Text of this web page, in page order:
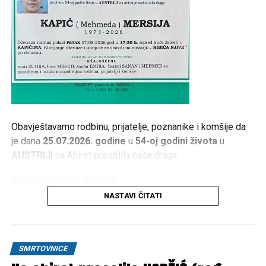
Obavještavamo rodbinu, prijatelje, poznanike i komšije da
je dana 25.07.2026. godine u 54-oj godini života u
AUSTRIJI na Ahiret preselila naša draga
Dženaza namaz polaziPETAK 07.08.2026. god. u 17:30
h, ispred kuće žalosti u
ukop će se obaviti na mezarju
NASTAVI ČITATI
SMRTOVNICE